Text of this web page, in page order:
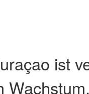
ist